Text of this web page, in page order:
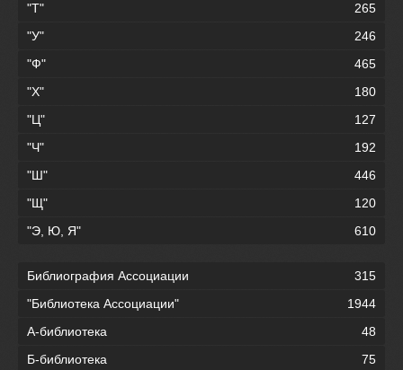
"Т"
265
"У"
246
"Ф"
465
"Х"
180
"Ц"
127
"Ч"
192
"Ш"
446
"Щ"
120
"Э, Ю, Я"
610
Библиография Ассоциации
315
"Библиотека Ассоциации"
1944
А-библиотека
48
Б-библиотека
75